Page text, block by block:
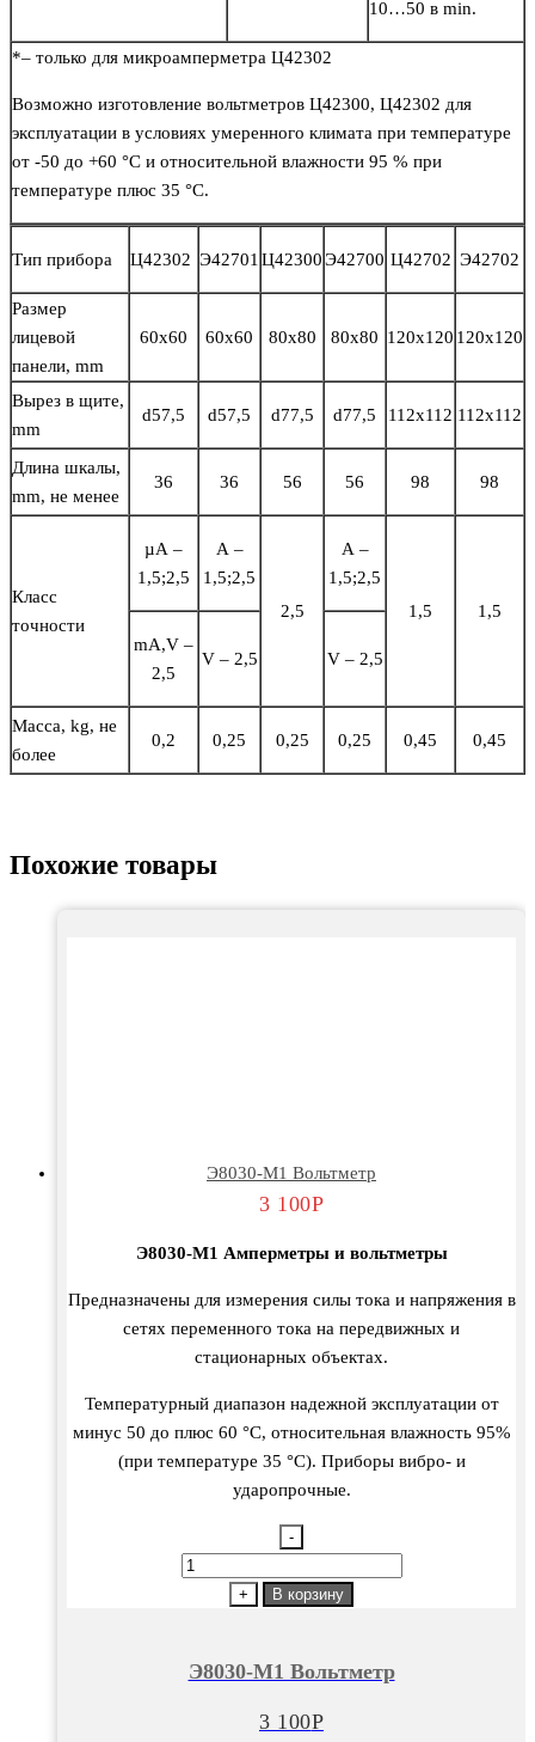
10…50 в min.
*– только для микроамперметра Ц42302
Возможно изготовление вольтметров Ц42300, Ц42302 для
эксплуатации в условиях умеренного климата при температуре
от -50 до +60 °С и относительной влажности 95 % при
температуре плюс 35 °С.
Тип прибора Ц42302 Э42701Ц42300Э42700 Ц42702 Э42702
Размер
лицевой
панели, mm
60х60 60х60 80х80 80х80 120х120 120х120
Вырез в щите,
mm
d57,5 d57,5 d77,5 d77,5 112х112 112х112
Длина шкалы,
mm, не менее
36 36 56 56 98 98
Класс
точности
µА –
1,5;2,5
А –
1,5;2,5
2,5
А –
1,5;2,5
1,5
1,5
mА,V –
2,5
V – 2,5 V – 2,5
Масса, kg, не
более
0,2 0,25 0,25 0,25 0,45 0,45
Похожие товары
Э8030-М1 Вольтметр
3 100Р
Э8030-М1 Амперметры и вольтметры
Предназначены для измерения силы тока и напряжения в
сетях переменного тока на передвижных и
стационарных объектах.
Температурный диапазон надежной эксплуатации от
минус 50 до плюс 60 °С, относительная влажность 95%
(при температуре 35 °С). Приборы вибро- и
ударопрочные.
-
Количество
Вольтметр
+ В корзину
Э8030-М1 Вольтметр
3 100Р